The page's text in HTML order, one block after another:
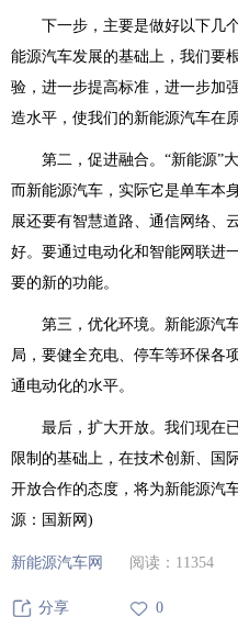
下一步，主要是做好以下几个
能源汽车发展的基础上，我们要
验，进一步提高标准，进一步加
造水平，使我们的新能源汽车在
第二，促进融合。“新能源”大
而新能源汽车，实际它是单车本
展还要有智慧道路、通信网络、
好。要通过电动化和智能网联进
要的新的功能。
第三，优化环境。新能源汽车
局，要健全充电、停车等环保各
通电动化的水平。
最后，扩大开放。我们现在已
限制的基础上，在技术创新、国
开放合作的态度，将为新能源汽
源：国新网)
新能源汽车网 阅读： 11354
分享 0